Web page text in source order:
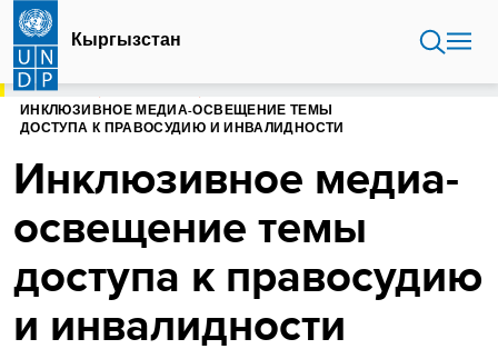
Перейти
основному
содержанию
Кыргызстан
ГЛАВНАЯ
ИНКЛЮЗИВНОЕ МЕДИА-ОСВЕЩЕНИЕ ТЕМЫ
ДОСТУПА К ПРАВОСУДИЮ И ИНВАЛИДНОСТИ
Инклюзивное медиа-
освещение темы
доступа к правосудию
и инвалидности